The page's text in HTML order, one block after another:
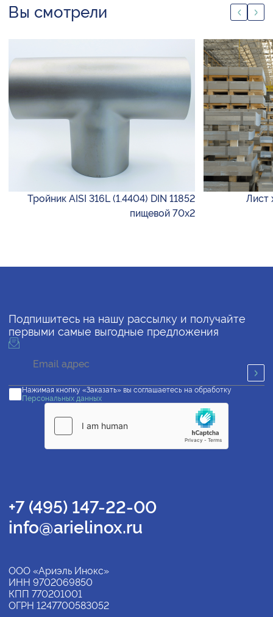
Вы смотрели
Тройник AISI 316L (1.4404) DIN 11852
пищевой 70х2
Лист
Подпишитесь на нашу рассылку и получайте
первыми самые выгодные предложения
Нажимая кнопку «Заказать» вы соглашаетесь на обработку
Персональных данных
+7 (495) 147-22-00
info@arielinox.ru
ООО «Ариэль Инокс»
ИНН 9702069850
КПП 770201001
ОГРН 1247700583052